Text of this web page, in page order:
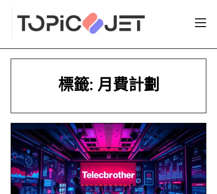
content
標籤: 月費計劃